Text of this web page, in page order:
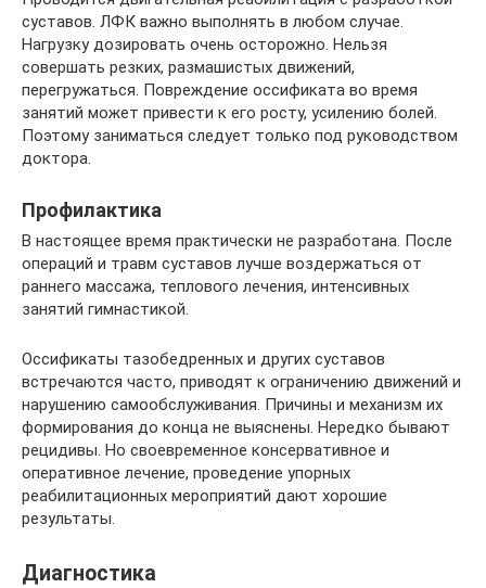
суставов. ЛФК важно выполнять в любом случае.
Нагрузку дозировать очень осторожно. Нельзя
совершать резких, размашистых движений,
перегружаться. Повреждение оссификата во время
занятий может привести к его росту, усилению болей.
Поэтому заниматься следует только под руководством
доктора.
Профилактика
В настоящее время практически не разработана. После
операций и травм суставов лучше воздержаться от
раннего массажа, теплового лечения, интенсивных
занятий гимнастикой.
Оссификаты тазобедренных и других суставов
встречаются часто, приводят к ограничению движений и
нарушению самообслуживания. Причины и механизм их
формирования до конца не выяснены. Нередко бывают
рецидивы. Но своевременное консервативное и
оперативное лечение, проведение упорных
реабилитационных мероприятий дают хорошие
результаты.
Диагностика